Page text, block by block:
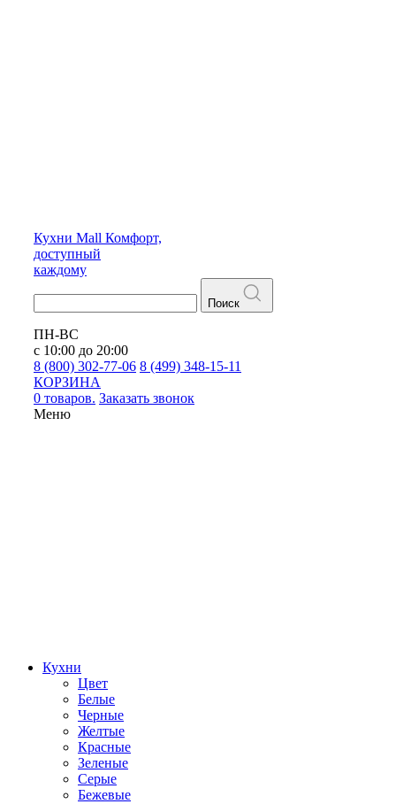
Кухни Mall Комфорт,
доступный
каждому
Поиск
ПН-ВС
с 10:00 до 20:00
8 (800) 302-77-06 8 (499) 348-15-11
КОРЗИНА
0 товаров. Заказать звонок
Меню
Кухни
Цвет
Белые
Черные
Желтые
Красные
Зеленые
Серые
Бежевые